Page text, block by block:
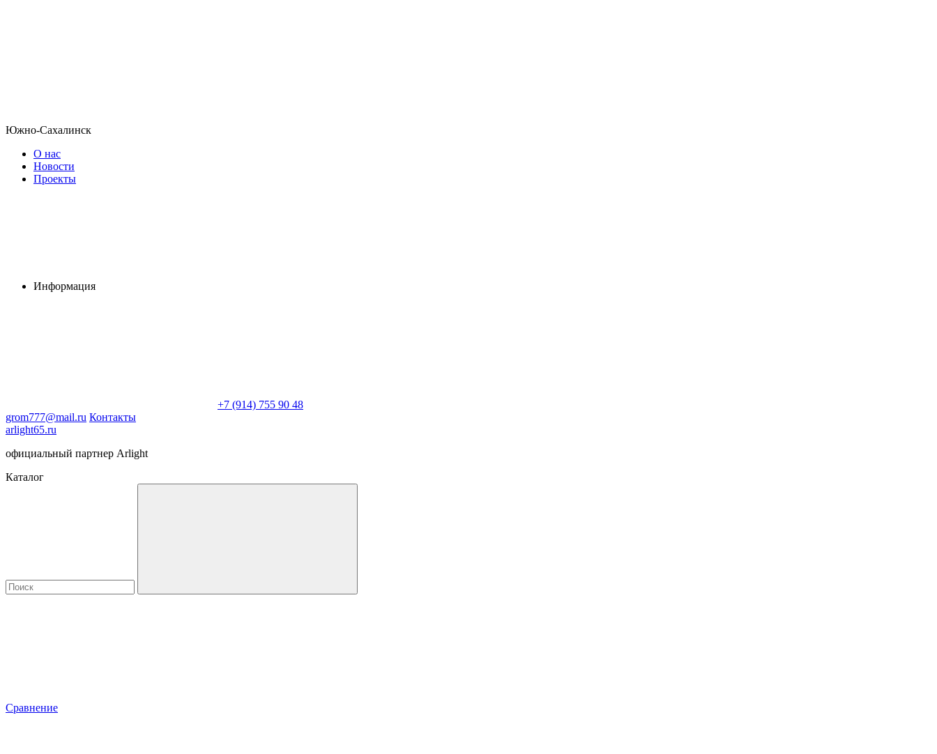
Южно-Сахалинск
О нас
Новости
Проекты
Информация
+7 (914) 755 90 48
grom777@mail.ru Контакты
arlight65.ru
официальный партнер Arlight
Каталог
Сравнение